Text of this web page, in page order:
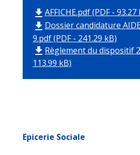
file_download AFFICHE.pdf (PDF - 93.27
file_download Dossier candidature
9.pdf (PDF - 241.29 kB)
file_download Règlement du dispositif
113.99 kB)
Epicerie Sociale